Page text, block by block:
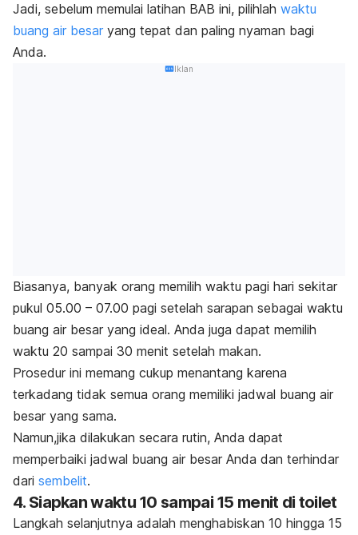
Jadi, sebelum memulai latihan BAB ini, pilihlah waktu
buang air besar yang tepat dan paling nyaman bagi
Anda.
Iklan
Biasanya, banyak orang memilih waktu pagi hari sekitar
pukul 05.00 – 07.00 pagi setelah sarapan sebagai waktu
buang air besar yang ideal. Anda juga dapat memilih
waktu 20 sampai 30 menit setelah makan.
Prosedur ini memang cukup menantang karena
terkadang tidak semua orang memiliki jadwal buang air
besar yang sama.
Namun,jika dilakukan secara rutin, Anda dapat
memperbaiki jadwal buang air besar Anda dan terhindar
dari sembelit.
4. Siapkan waktu 10 sampai 15 menit di toilet
Langkah selanjutnya adalah menghabiskan 10 hingga 15